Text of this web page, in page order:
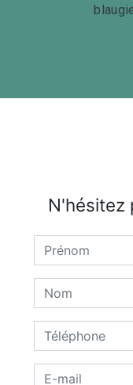
N'hésitez